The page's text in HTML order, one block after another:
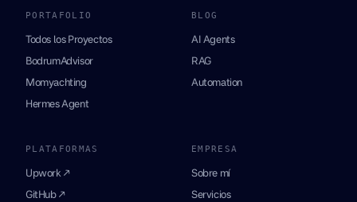
PORTAFOLIO
Todos los Proyectos
BodrumAdvisor
Momyachting
Hermes Agent
BLOG
AI Agents
RAG
Automation
PLATAFORMAS
Upwork ↗
GitHub ↗
EMPRESA
Sobre mí
Servicios